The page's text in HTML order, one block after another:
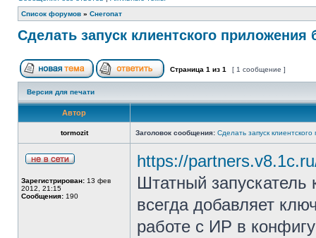
Список форумов » Снегопат
Cделать запуск клиентского приложения
Страница 1 из 1 [ 1 сообщение ]
Версия для печати
Автор
tormozit Заголовок сообщения: Cделать запуск
Зарегистрирован: 13 фев
2012, 21:15
Сообщения: 190
https://
Штатный запускатель
всегда добавляет
работе с ИР в